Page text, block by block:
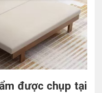
được chụp tại